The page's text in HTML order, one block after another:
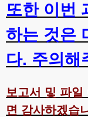
또한 이번
하는 것은
다. 주의해
보고서 및 파일
면 감사하겠습